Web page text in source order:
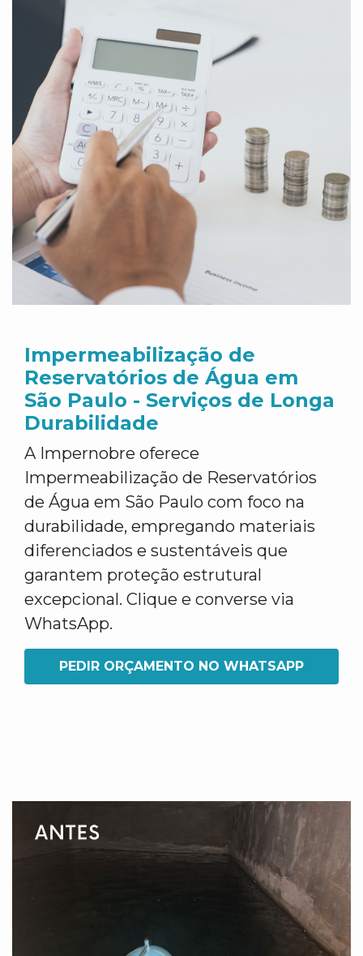
Impermeabilização de
Reservatórios de Água em
São Paulo - Serviços de Longa
Durabilidade
A Impernobre oferece
Impermeabilização de Reservatórios
de Água em São Paulo com foco na
durabilidade, empregando materiais
diferenciados e sustentáveis que
garantem proteção estrutural
excepcional. Clique e converse via
WhatsApp.
PEDIR ORÇAMENTO NO WHATSAPP